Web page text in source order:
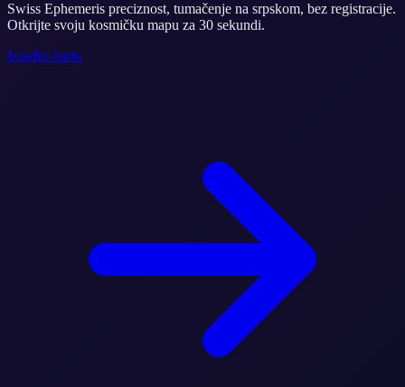
Swiss Ephemeris preciznost, tumačenje na srpskom, bez registracije.
Otkrijte svoju kosmičku mapu za 30 sekundi.
Izradite kartu